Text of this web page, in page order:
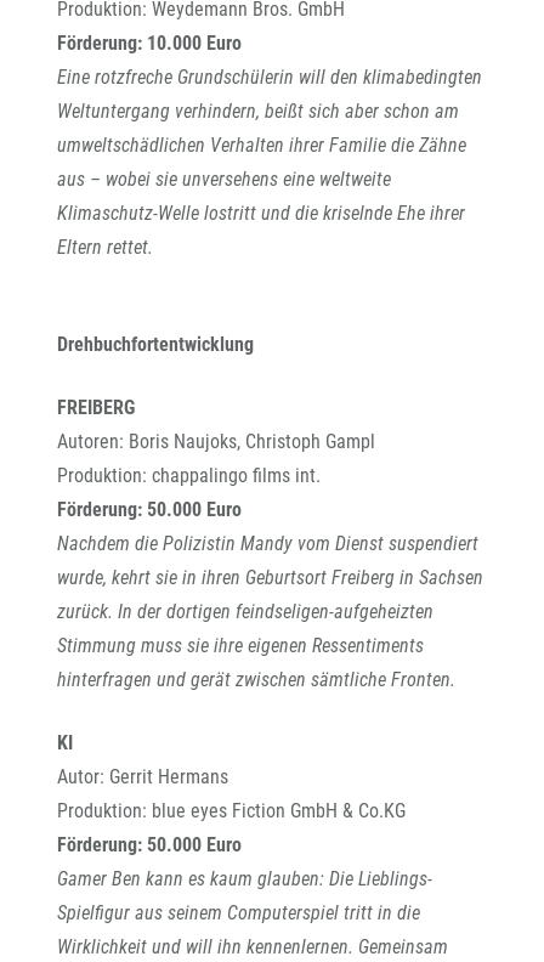
Produktion: Weydemann Bros. GmbH
Förderung: 10.000 Euro
Eine rotzfreche Grundschülerin will den klimabedingten
Weltuntergang verhindern, beißt sich aber schon am
umweltschädlichen Verhalten ihrer Familie die Zähne
aus – wobei sie unversehens eine weltweite
Klimaschutz-Welle lostritt und die kriselnde Ehe ihrer
Eltern rettet.
Drehbuchfortentwicklung
FREIBERG
Autoren: Boris Naujoks, Christoph Gampl
Produktion: chappalingo films int.
Förderung: 50.000 Euro
Nachdem die Polizistin Mandy vom Dienst suspendiert
wurde, kehrt sie in ihren Geburtsort Freiberg in Sachsen
zurück. In der dortigen feindseligen-aufgeheizten
Stimmung muss sie ihre eigenen Ressentiments
hinterfragen und gerät zwischen sämtliche Fronten.
KI
Autor: Gerrit Hermans
Produktion: blue eyes Fiction GmbH & Co.KG
Förderung: 50.000 Euro
Gamer Ben kann es kaum glauben: Die Lieblings-
Spielfigur aus seinem Computerspiel tritt in die
Wirklichkeit und will ihn kennenlernen. Gemeinsam